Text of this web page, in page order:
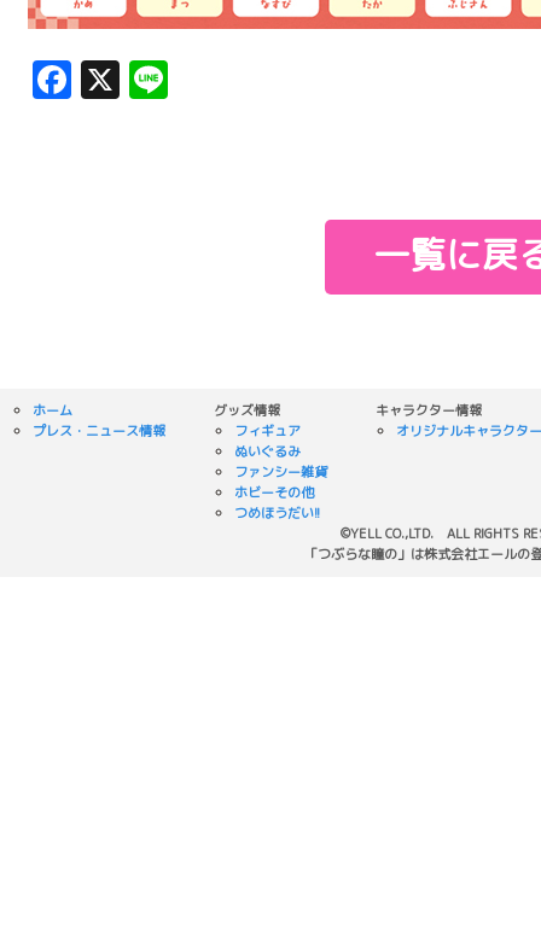
Facebook
X Line
一覧に戻
ホーム
プレス・ニュース情報
グッズ情報
フィギュア
ぬいぐるみ
ファンシー雑貨
ホビーその他
つめほうだい!!
キャラクター情報
オリジナルキャラクター
©YELL CO.,LTD. ALL RIGHTS
「つぶらな瞳の」は株式会社エールの